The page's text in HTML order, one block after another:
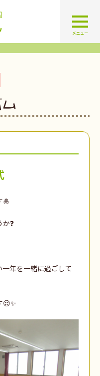
認定こども園 学校法人久米幼
メニュー
ム
🎍
❓
年を一緒に過ごして
😌✨